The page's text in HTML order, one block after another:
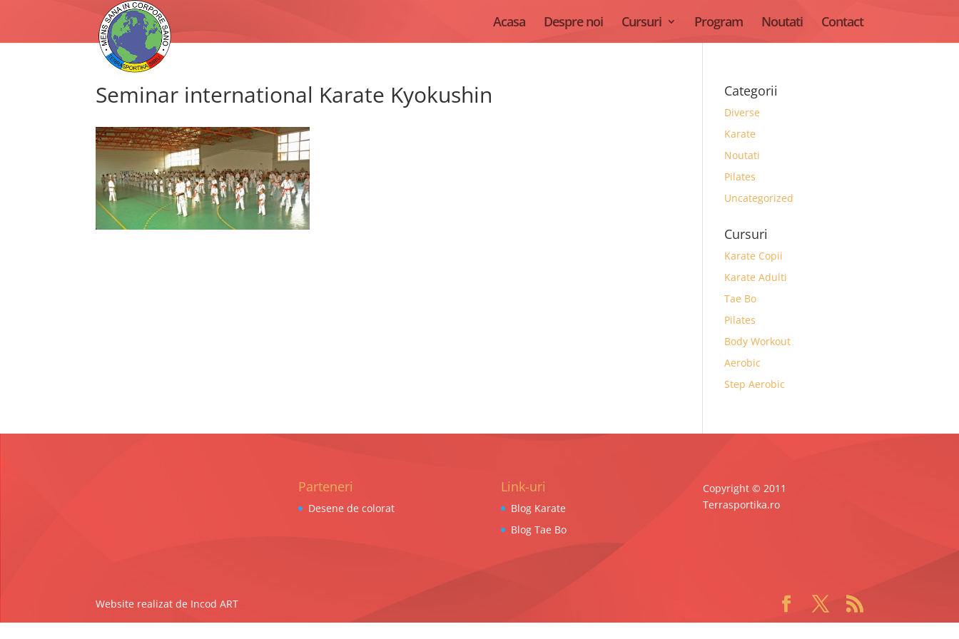
Acasa Despre noi Cursuri Program Noutati Contact
Seminar international Karate Kyokushin Categorii
Diverse
Karate
Noutati
Pilates
Uncategorized
Cursuri
Karate Copii
Karate Adulti
Tae Bo
Pilates
Body Workout
Aerobic
Step Aerobic
Parteneri
Desene de colorat
Link-uri
Blog Karate
Blog Tae Bo
Copyright © 2011
Terrasportika.ro
Website realizat de Incod ART